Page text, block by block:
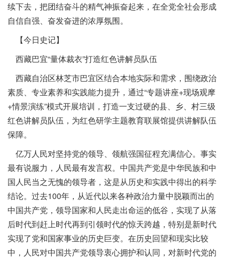
续下去，把团结奋斗的精气神振奋起来，在全党全社会形成
自信自强、奋发奋进的浓厚氛围。
【今日史记】
西藏巴宜“量体裁衣”打造红色讲解员队伍
西藏自治区林芝市巴宜区结合本地实际和需求，围绕政治
素质、专业素养和实践能力提升，通过“专题讲座+现场观摩
+情景演练”模式开展培训，打造一支过硬的县、乡、村三级
红色讲解员队伍，为红色研学主题教育联展馆提供讲解队伍
保障。
亿万人民对坚持党的领导、领航强国征程充满信心。事实
最有说服力，人民最有发言权。中国共产党是中华民族和中
国人民当之无愧的领导者，这是从历史和实践中得出的科学
结论。过去100年，从近代以来各种政治力量中脱颖而出的
中国共产党，领导国家和人民走出命运的低谷，实现了从落
后时代到赶上时代再到引领时代的惊天跨越，特别是新时代
实现了党和国家事业的历史巨变。在历史回望和现实比较
中，人民对中国共产党领导衷心拥护和认同，对新时代党的